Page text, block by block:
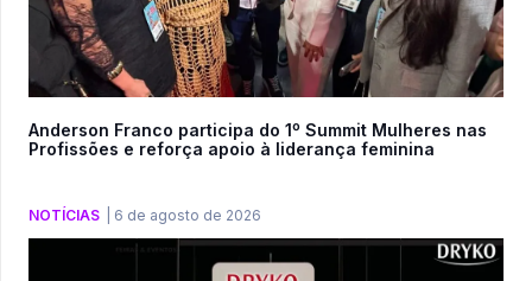
Anderson Franco participa do 1º Summit Mulheres nas
Profissões e reforça apoio à liderança feminina
NOTÍCIAS 6 de agosto de 2026